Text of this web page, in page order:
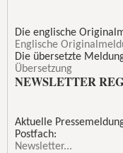
Die englische
Englische
Die übersetzte
Übersetzung
NEWSLETTER
Aktuelle
Postfach:
Newsletter...